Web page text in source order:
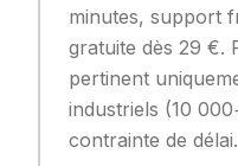
minutes, support
gratuite dès 29 €.
pertinent
industriels (10
contrainte de délai.